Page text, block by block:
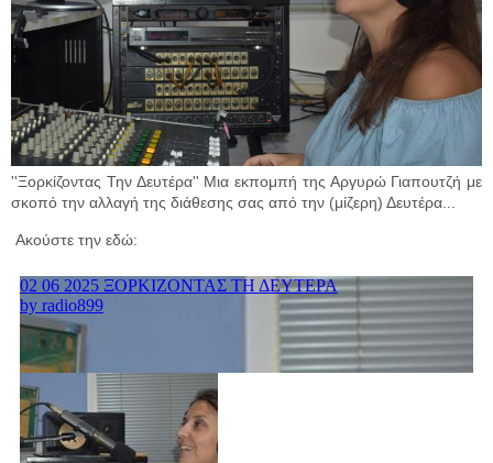
''Ξορκίζοντας Την Δευτέρα'' Μια εκπομπή της Αργυρώ Γιαπουτζή με
σκοπό την αλλαγή της διάθεσης σας από την (μίζερη) Δευτέρα...
Ακούστε την εδώ: